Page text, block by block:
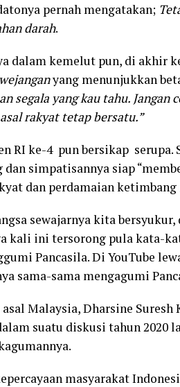
pernah mengatakan;
darah.
dalam kemelut pun, di akhir
wejanganyang menunjukkan
segala yang kau tahu.
rakyat tetap bersatu.”
RI ke-4 pun bersikap
dan simpatisannya siap
dan perdamaian
sewajarnya kita
kali ini tersorong pula kata-
Pancasila. Di YouTube
sama-sama mengagumi
asal Malaysia, Dharsine
suatu diskusi tahun 2020
masyarakat